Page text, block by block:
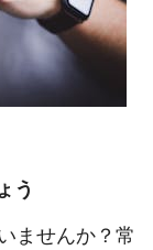
う
ませんか？常